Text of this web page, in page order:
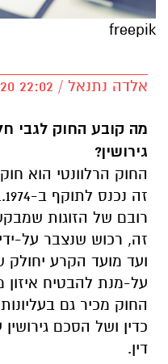
freepik
אלדה נתנאל / 22:02 07.07.20
מה קובע החוק לגבי
גירושין?
החוק הרלוונטי הוא
רובם של הזוגות
זה, רכוש שנצבר על-ידי
ועד מועד הקרע יחולק
על-מנת להבטיח
החוק מכיר גם
כדין ושל הסכם
דין.